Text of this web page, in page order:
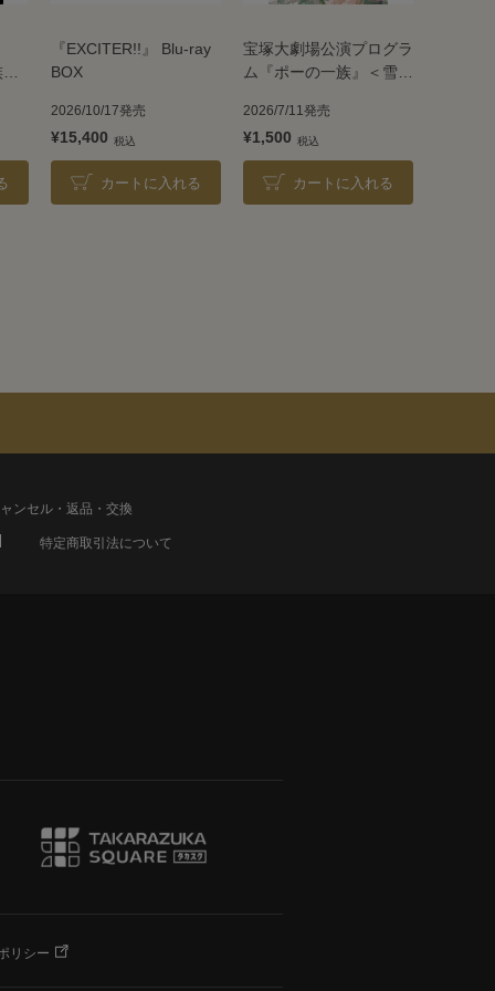
『EXCITER!!』 Blu-ray
BOX
2026/10/17発売
¥15,400
カートに入れる
宝塚大劇場公演プログラ
ム『ポーの一族』＜雪組
2026/7/11発売
¥1,500
カートに入れる
ンセル・返品・交換
特定商取引法について
リシー